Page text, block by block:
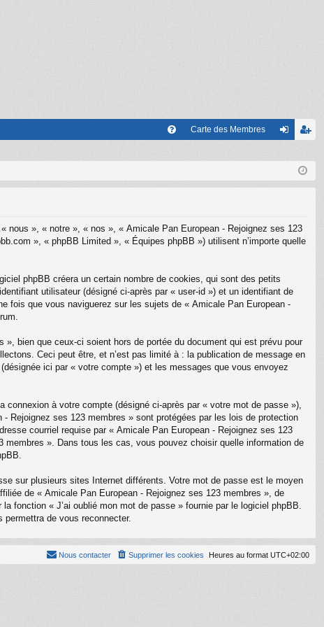
Carte des Membres
nr
nous », « notre », « nos », « Amicale Pan European - Rejoignez ses 123
», « phpBB Limited », « Équipes phpBB ») utilisent n’importe quelle
phpBB créera un certain nombre de cookies, qui sont des petits
utilisateur (désigné ci-après par « user-id ») et un identifiant de
fois que vous naviguerez sur les sujets de « Amicale Pan European -
bien que ceux-ci soient hors de portée du document qui est prévu pour
Ceci peut être, et n’est pas limité à : la publication de message en
ici par « votre compte ») et les messages que vous envoyez
à votre compte (désigné ci-après par « votre mot de passe »),
Rejoignez ses 123 membres » sont protégées par les lois de protection
courriel requise par « Amicale Pan European - Rejoignez ses 123
membres ». Dans tous les cas, vous pouvez choisir quelle information de
sur plusieurs sites Internet différents. Votre mot de passe est le moyen
de « Amicale Pan European - Rejoignez ses 123 membres », de
fonction « J’ai oublié mon mot de passe » fournie par le logiciel phpBB.
de vous reconnecter.
Heures au format UTC+02:00
Supprimer les cookies
Nous contacter